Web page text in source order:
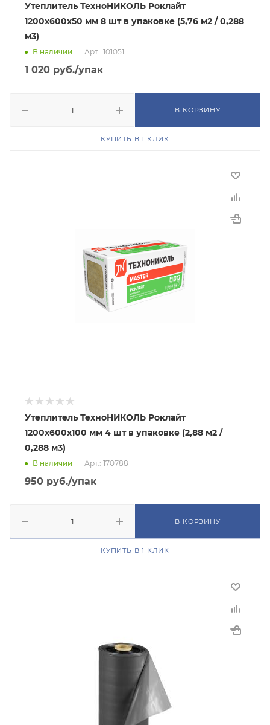
Утеплитель ТехноНИКОЛЬ Роклайт
1200х600х50 мм 8 шт в упаковке (5,76 м2 / 0,288
м3)
В наличии Арт.: 101051
1 020 руб./упак
В КОРЗИНУ
КУПИТЬ В 1 КЛИК
Утеплитель ТехноНИКОЛЬ Роклайт
1200х600х100 мм 4 шт в упаковке (2,88 м2 /
0,288 м3)
В наличии Арт.: 170788
950 руб./упак
В КОРЗИНУ
КУПИТЬ В 1 КЛИК